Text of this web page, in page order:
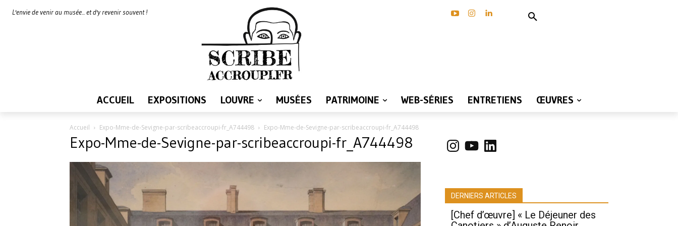
L'envie de venir au musée... et d'y revenir souvent !
ACCUEIL EXPOSITIONS LOUVRE MUSÉES PATRIMOINE WEB-SÉRIES ENTRETIENS ŒUVRES
Accueil Expo-Mme-de-Sevigne-par-scribeaccroupi-fr_A744498 Expo-Mme-de-Sevigne-par-scribeaccroupi-fr_A744498
Expo-Mme-de-Sevigne-par-scribeaccroupi-fr_A744498 Instagram
YouTubeLinkedIn
DERNIERS ARTICLES
[Chef d’œuvre] « Le Déjeuner des